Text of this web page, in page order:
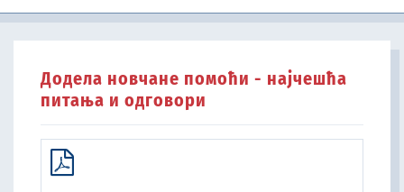
Додела новчане помоћи - најчешћа
питања и одговори